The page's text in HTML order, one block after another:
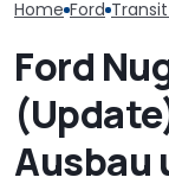
Home Ford
Ford
Ausbau